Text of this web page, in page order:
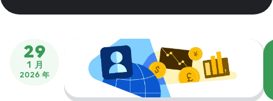
29
1 月
2026 年